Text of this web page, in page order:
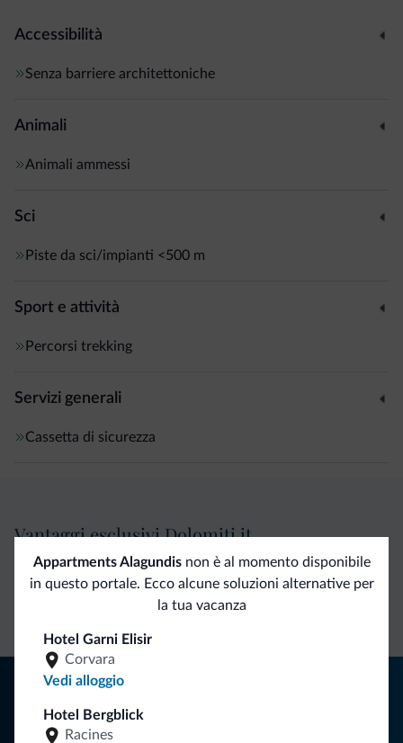
minuti potrete raggiungere il centro di Lagundo. In loco
Accessibilità
Senza barriere architettoniche
Animali
Animali ammessi
Sci
Piste da sci/impianti <500 m
Sport e attività
Percorsi trekking
Servizi generali
Cassetta di sicurezza
Appartments Alagundisnon è al momento disponibile
in questo portale. Ecco alcune soluzioni alternative per
la tua vacanza
Hotel Garni Elisir
Corvara
Vedi alloggio
Hotel Bergblick
Racines
Vantaggi esclusivi Dolomiti.it
Contatto
Tariffe
vantaggiose
Richieste non
Consigli dalle Dolomiti
Riceverai informazioni, offerte esclusive e news per la tua